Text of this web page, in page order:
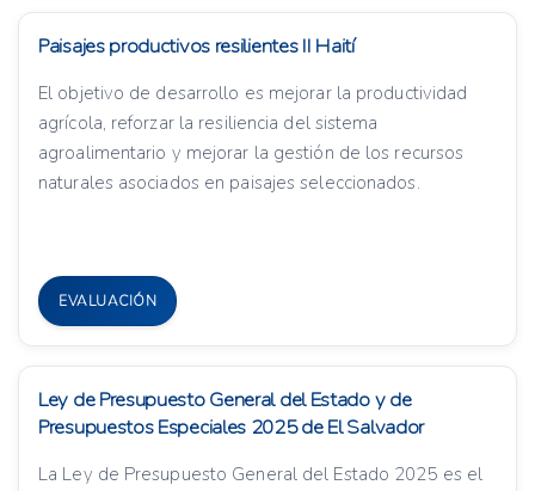
Paisajes productivos resilientes II Haití
El objetivo de desarrollo es mejorar la productividad
agrícola, reforzar la resiliencia del sistema
agroalimentario y mejorar la gestión de los recursos
naturales asociados en paisajes seleccionados.
EVALUACIÓN
Ley de Presupuesto General del Estado y de
Presupuestos Especiales 2025 de El Salvador
La Ley de Presupuesto General del Estado 2025 es el